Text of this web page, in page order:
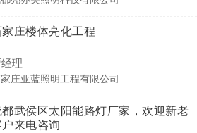
庄楼体亮化工程
理
庄亚蓝照明工程有限公司
都武侯区太阳能路灯厂家，欢迎新老
来电咨询